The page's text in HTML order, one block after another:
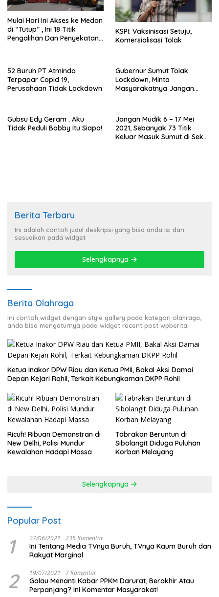
Mulai Hari Ini Akses ke Medan
di “Tutup” , Ini 18 Titik
Pengalihan Dan Penyekatan
KSPI: Vaksinisasi Setuju,
Komersialisasi Tolak
52 Buruh PT Atmindo
Terpapar Copid 19,
Perusahaan Tidak Lockdown
Gubernur Sumut Tolak
Lockdown, Minta
Masyarakatnya Jangan
Gubsu Edy Geram : Aku
Tidak Peduli Bobby Itu Siapa!
Jangan Mudik 6 – 17 Mei
2021, Sebanyak 73 Titik
Keluar Masuk Sumut di Sekat
Berita Terbaru
Ini adalah contoh judul deskripsi yang bisa anda isi dan
sesuaikan pada widget
Selengkapnya
Berita Olahraga
Ini contoh widget dengan style gallery pada kategori olahraga,
anda bisa mengaturnya pada widget recent post wpberita.
Ketua Inakor DPW Riau dan Ketua PMII, Bakal Aksi Damai
Depan Kejari Rohil, Terkait Kebungkaman DKPP Rohil
Ricuh! Ribuan Demonstran di
New Delhi, Polisi Mundur
Kewalahan Hadapi Massa
Tabrakan Beruntun di
Sibolangit Diduga Puluhan
Korban Melayang
Selengkapnya
Popular Post
1 27/06/2021 235 Komentar
Ini Tentang Media TVnya Buruh, TVnya Kaum Buruh dan
Rakyat Marginal
2 19/07/2021 7 Komentar
Galau Menanti Kabar PPKM Darurat, Berakhir Atau
Perpanjang? Ini Komentar Masyarakat!